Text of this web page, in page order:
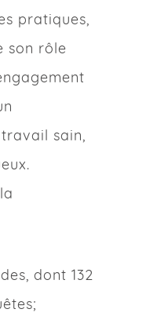
pratiques,
son rôle
sain,
dont 132